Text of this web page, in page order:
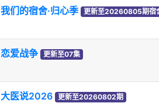
我们的宿舍·归心季 更新至20260805期宿
恋爱战争 更新至07集
大医说2026 更新至20260802期